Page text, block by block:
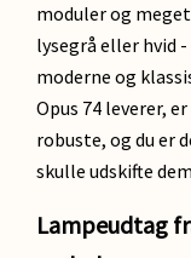
moduler og
lysegrå eller hvid
moderne og
Opus 74 leverer,
robuste, og du er
skulle udskifte
Lampeudtag